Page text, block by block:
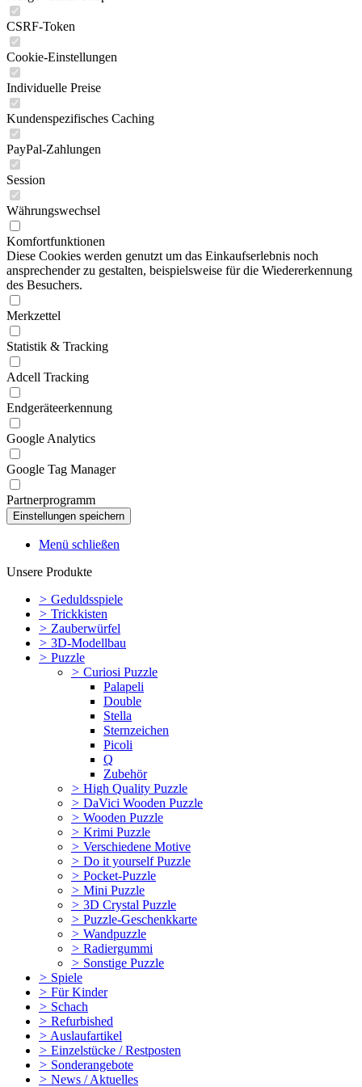
CSRF-Token
Cookie-Einstellungen
Individuelle Preise
Kundenspezifisches Caching
PayPal-Zahlungen
Session
Währungswechsel
Komfortfunktionen
Diese Cookies werden genutzt um das Einkaufserlebnis noch
ansprechender zu gestalten, beispielsweise für die Wiedererkennung
des Besuchers.
Merkzettel
Statistik & Tracking
Adcell Tracking
Endgeräteerkennung
Google Analytics
Google Tag Manager
Partnerprogramm
Menü schließen
Unsere Produkte
> Geduldsspiele
> Trickkisten
> Zauberwürfel
> 3D-Modellbau
> Puzzle
> Curiosi Puzzle
Palapeli
Double
Stella
Sternzeichen
Picoli
Q
Zubehör
> High Quality Puzzle
> DaVici Wooden Puzzle
> Wooden Puzzle
> Krimi Puzzle
> Verschiedene Motive
> Do it yourself Puzzle
> Pocket-Puzzle
> Mini Puzzle
> 3D Crystal Puzzle
> Puzzle-Geschenkkarte
> Wandpuzzle
> Radiergummi
> Sonstige Puzzle
> Spiele
> Für Kinder
> Schach
> Refurbished
> Auslaufartikel
> Einzelstücke / Restposten
> Sonderangebote
> News / Aktuelles